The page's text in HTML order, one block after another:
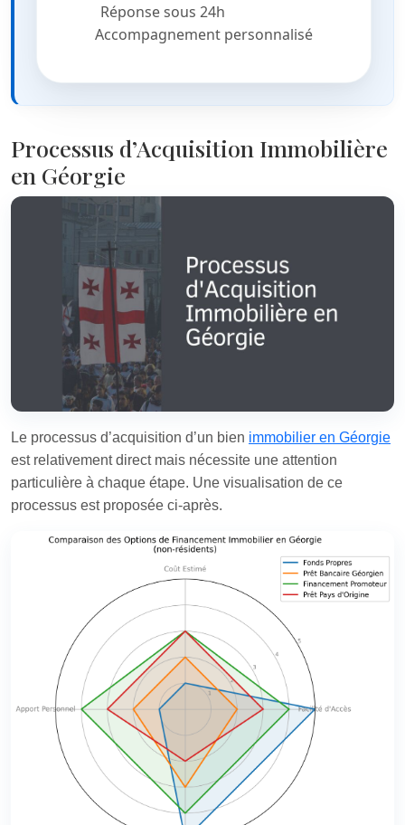
Réponse sous 24h
Accompagnement personnalisé
Processus d’Acquisition Immobilière
en Géorgie
Le processus d’acquisition d’un bien immobilier en Géorgie
est relativement direct mais nécessite une attention
particulière à chaque étape. Une visualisation de ce
processus est proposée ci-après.